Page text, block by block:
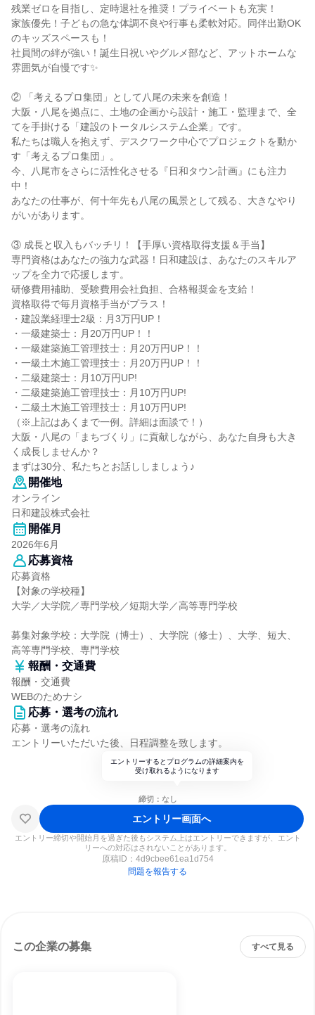
残業ゼロを目指し、定時退社を推奨！プライベートも充実！
家族優先！子どもの急な体調不良や行事も柔軟対応。同伴出勤OK
のキッズスペースも！
社員間の絆が強い！誕生日祝いやグルメ部など、アットホームな
雰囲気が自慢です✨
② 「考えるプロ集団」として八尾の未来を創造！
大阪・八尾を拠点に、土地の企画から設計・施工・監理まで、全
てを手掛ける「建設のトータルシステム企業」です。
私たちは職人を抱えず、デスクワーク中心でプロジェクトを動か
す「考えるプロ集団」。
今、八尾市をさらに活性化させる『日和タウン計画』にも注力
中！
あなたの仕事が、何十年先も八尾の風景として残る、大きなやり
がいがあります。
③ 成長と収入もバッチリ！【手厚い資格取得支援＆手当】
専門資格はあなたの強力な武器！日和建設は、あなたのスキルア
ップを全力で応援します。
研修費用補助、受験費用会社負担、合格報奨金を支給！
資格取得で毎月資格手当がプラス！
・建設業経理士2級：月3万円UP！
・一級建築士：月20万円UP！！
・一級建築施工管理技士：月20万円UP！！
・一級土木施工管理技士：月20万円UP！！
・二級建築士：月10万円UP!
・二級建築施工管理技士：月10万円UP!
・二級土木施工管理技士：月10万円UP!
（※上記はあくまで一例。詳細は面談で！）
大阪・八尾の「まちづくり」に貢献しながら、あなた自身も大き
く成長しませんか？
まずは30分、私たちとお話ししましょう♪
開催地
オンライン
日和建設株式会社
開催月
2026年6月
応募資格
応募資格
【対象の学校種】
大学／大学院／専門学校／短期大学／高等専門学校
募集対象学校：大学院（博士）、大学院（修士）、大学、短大、
高等専門学校、専門学校
報酬・交通費
報酬・交通費
WEBのためナシ
応募・選考の流れ
応募・選考の流れ
エントリーいただいた後、日程調整を致します。
エントリーするとプログラムの詳細案内を
受け取れるようになります
締切：なし
エントリー画面へ
エントリー締切や開始月を過ぎた後もシステム上はエントリーできますが、エント
リーへの対応はされないことがあります。
原稿ID： 4d9cbee61ea1d754
問題を報告する
この企業の募集 すべて見る